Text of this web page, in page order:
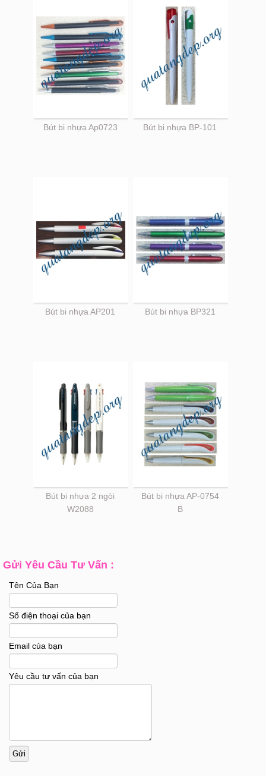
Bút bi nhựa Ap0723 Bút bi nhựa BP-101
Bút bi nhựa AP201 Bút bi nhựa BP321
Bút bi nhựa 2 ngòi
W2088
Bút bi nhựa AP-0754
B
Gửi Yêu Cầu Tư Vấn :
Tên Của Bạn
Số điện thoại của bạn
Email của bạn
Yêu cầu tư vấn của bạn